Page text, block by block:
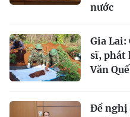
nước
Gia Lai:
sĩ, phát
Văn Quế
Đề nghị